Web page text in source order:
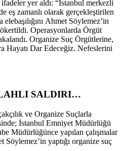
ifadeler yer aldı: “İstanbul merkezli
eş zamanlı olarak gerçekleştirilen
Ahmet Söylemez’in
Operasyonlarda Örgüt
Organize Suç Örgütlerine,
Hayatı Dar Edeceğiz. Nefeslerini
SALDIRI…
ve Organize Suçlarla
İstanbul Emniyet Müdürlüğü
Müdürlüğünce yapılan çalışmalar
Söylemez’in yaptığı organize suç